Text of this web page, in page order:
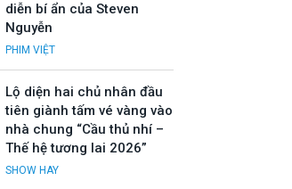
diễn bí ẩn của Steven
Nguyễn
PHIM VIỆT
Lộ diện hai chủ nhân đầu
tiên giành tấm vé vàng vào
nhà chung “Cầu thủ nhí –
Thế hệ tương lai 2026”
SHOW HAY